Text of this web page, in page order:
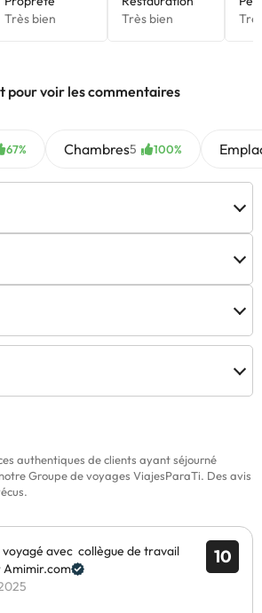
modifiées par l’hébergement. Si vous
pour voir les commentaires
67% Chambres5 100%
authentiques de clients ayant séjourné
Groupe de voyages ViajesParaTi. Des avis
10
voyagé avec collègue de travail
Amimir.com